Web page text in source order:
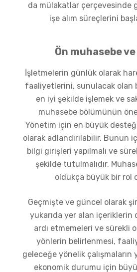
da mülakatlar çerçevesinde
işe alım süreçlerini
Ön muhasebe
İşletmelerin günlük olarak
faaliyetlerini, sunulacak olan
en iyi şekilde işlemek ve
muhasebe bölümünün
Yönetim için en büyük
olarak adlandırılabilir. Bunun
bilgi girişleri yapılmalı ve
şekilde tutulmalıdır.
oldukça büyük bir rol
Geçmişte ve güncel olarak
yukarıda yer alan içeriklerin
ardı etmemeleri ve sürekli
yönlerin belirlenmesi,
geleceğe yönelik çalışmaların
ekonomik durumu için